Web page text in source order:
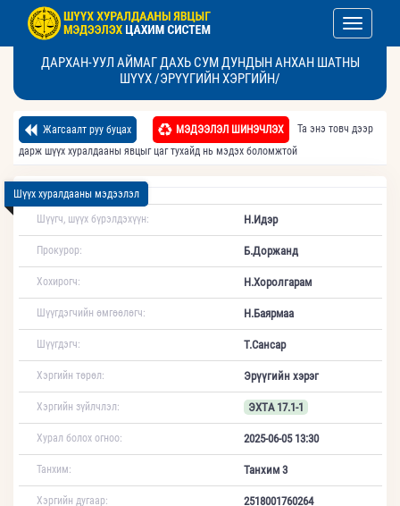
Toggle
ДАРХАН-УУЛ АЙМАГ ДАХЬ СУМ ДУНДЫН АНХАН ШАТНЫ
ШҮҮХ /ЭРҮҮГИЙН ХЭРГИЙН/
Жагсаалт руу буцах МЭДЭЭЛЭЛ ШИНЭЧЛЭХ
Та энэ товч дээр
дарж шүүх хуралдааны явцыг цаг тухайд нь мэдэх боломжтой
Шүүх хуралдааны мэдээлэл
Шүүгч, шүүх бүрэлдэхүүн:
Н.Идэр
Прокурор: Б.Доржанд
Хохирогч: Н.Хоролгарам
Шүүгдэгчийн өмгөөлөгч: Н.Баярмаа
Шүүгдэгч: Т.Сансар
Хэргийн төрөл: Эрүүгийн хэрэг
Хэргийн зүйлчлэл: ЭХТА 17.1-1
Хурал болох огноо: 2025-06-05 13:30
Танхим: Танхим 3
Хэргийн дугаар: 2518001760264